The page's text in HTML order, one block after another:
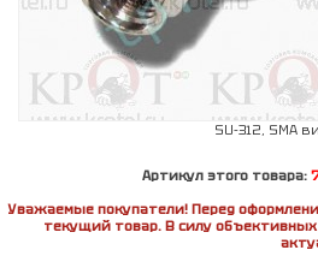
SU-312, SMA
Артикул этого товара:
Уважаемые покупатели! Перед
текущий товар. В силу